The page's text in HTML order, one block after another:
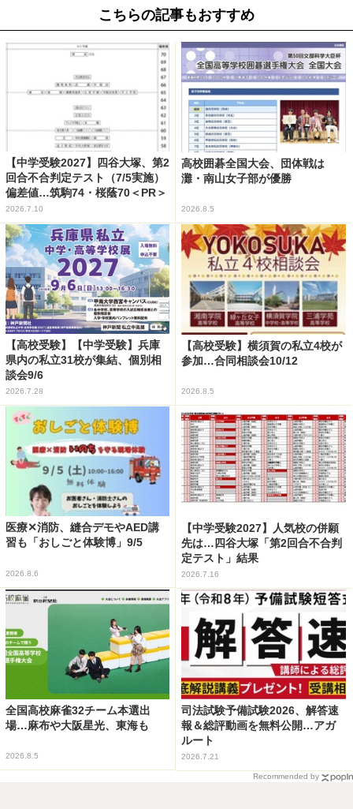
こちらの記事もおすすめ
【中学受験2027】四谷大塚、第2
回合不合判定テスト（7/5実施）
偏差値…筑駒74・桜蔭70＜PR＞
2026.7.10
高校囲碁全国大会、団体戦は
灘・南山女子部が優勝
2026.8.5
【高校受験】【中学受験】兵庫
県内の私立31校が集結、個別相
談会9/6
2026.7.28
【高校受験】横須賀の私立4校が
参加…合同相談会10/12
2026.8.5
医療✕消防、縫合デモやAED講
習も「おしごと体験博」9/5
2026.8.6
【中学受験2027】人気校の併願
先は…四谷大塚「第2回合不合判
定テスト」結果
2026.7.16
全国高校麻雀32チーム本選出
場…麻布や大阪星光、東海も
2026.8.5
司法試験予備試験2026、解答速
報＆総評動画を無料公開…アガ
ルート
2026.7.21
Recommended by